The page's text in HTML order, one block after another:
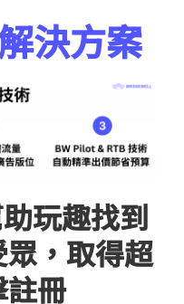
決方案
玩趣找到
，取得超
註冊